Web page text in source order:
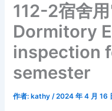
112-2宿舍
Dormitory
inspection
semester
作者: kathy/2024 年 4 月 16